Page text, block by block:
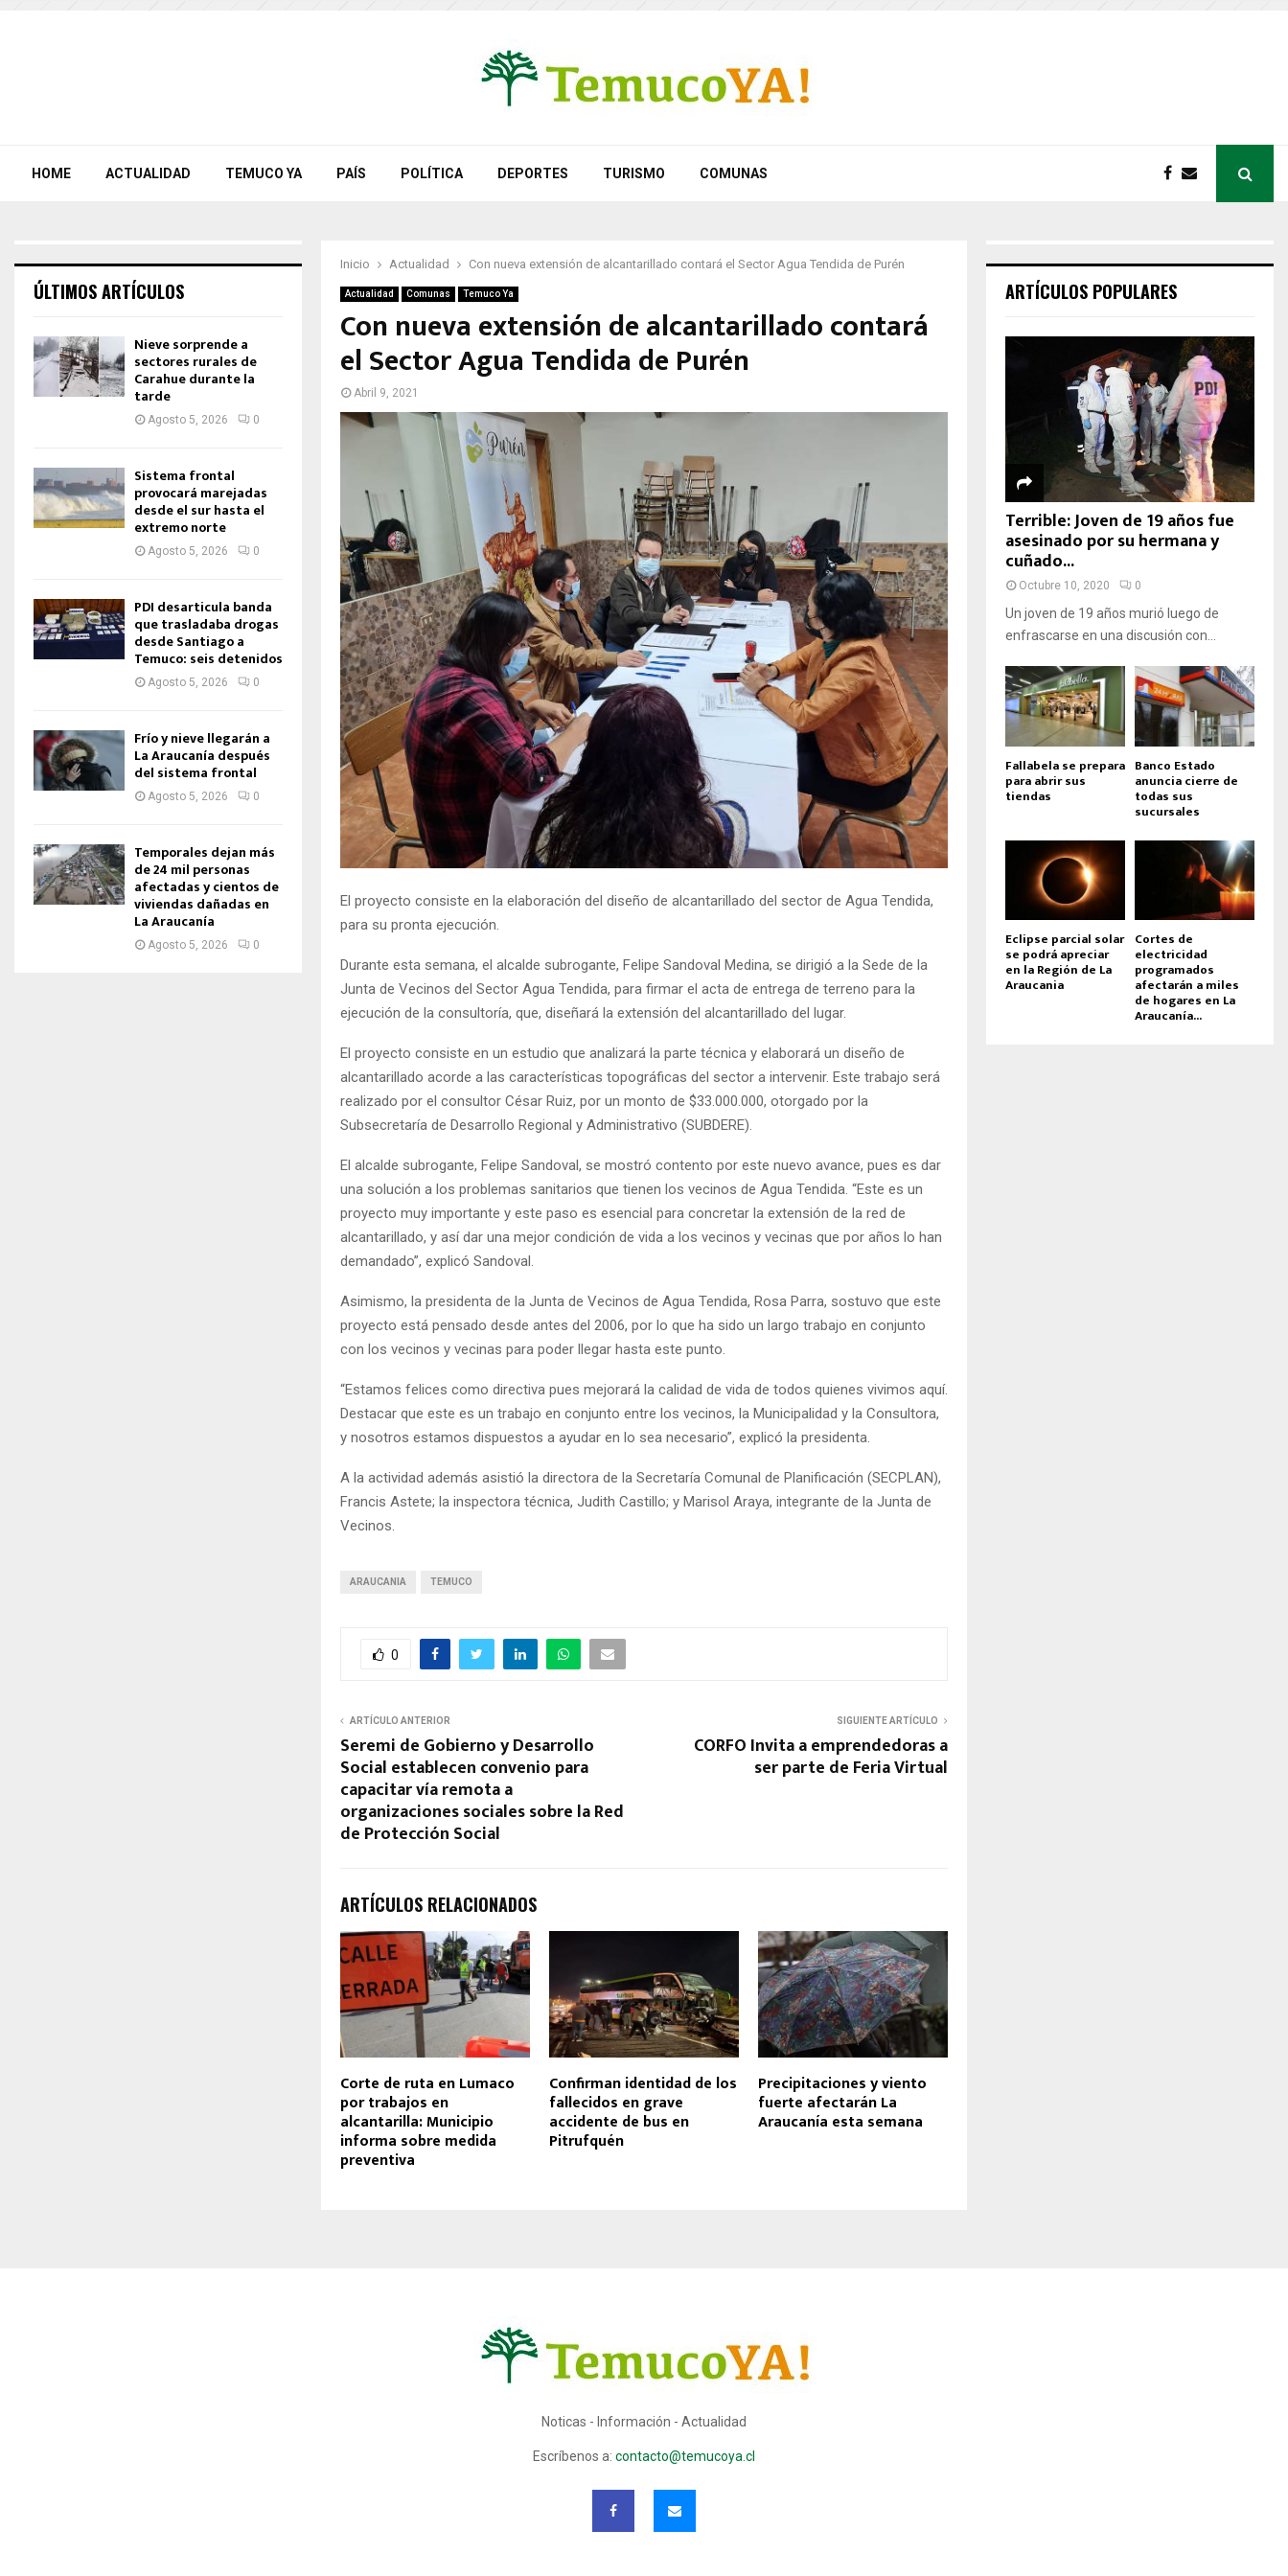
HOME ACTUALIDAD TEMUCO YA PAÍS POLÍTICA DEPORTES TURISMO COMUNAS
Inicio Actualidad Con nueva extensión de alcantarillado contará el Sector Agua Tendida de Purén
Actualidad Comunas Temuco Ya
Con nueva extensión de alcantarillado contará
el Sector Agua Tendida de Purén
Abril 9, 2021
El proyecto consiste en la elaboración del diseño de alcantarillado del sector de Agua Tendida,
para su pronta ejecución.
Durante esta semana, el alcalde subrogante, Felipe Sandoval Medina, se dirigió a la Sede de la
Junta de Vecinos del Sector Agua Tendida, para firmar el acta de entrega de terreno para la
ejecución de la consultoría, que, diseñará la extensión del alcantarillado del lugar.
El proyecto consiste en un estudio que analizará la parte técnica y elaborará un diseño de
alcantarillado acorde a las características topográficas del sector a intervenir. Este trabajo será
realizado por el consultor César Ruiz, por un monto de $33.000.000, otorgado por la
Subsecretaría de Desarrollo Regional y Administrativo (SUBDERE).
El alcalde subrogante, Felipe Sandoval, se mostró contento por este nuevo avance, pues es dar
una solución a los problemas sanitarios que tienen los vecinos de Agua Tendida. “Este es un
proyecto muy importante y este paso es esencial para concretar la extensión de la red de
alcantarillado, y así dar una mejor condición de vida a los vecinos y vecinas que por años lo han
demandado”, explicó Sandoval.
Asimismo, la presidenta de la Junta de Vecinos de Agua Tendida, Rosa Parra, sostuvo que este
proyecto está pensado desde antes del 2006, por lo que ha sido un largo trabajo en conjunto
con los vecinos y vecinas para poder llegar hasta este punto.
“Estamos felices como directiva pues mejorará la calidad de vida de todos quienes vivimos aquí.
Destacar que este es un trabajo en conjunto entre los vecinos, la Municipalidad y la Consultora,
y nosotros estamos dispuestos a ayudar en lo sea necesario”, explicó la presidenta.
A la actividad además asistió la directora de la Secretaría Comunal de Planificación (SECPLAN),
Francis Astete; la inspectora técnica, Judith Castillo; y Marisol Araya, integrante de la Junta de
Vecinos.
ARAUCANIA TEMUCO
0
ARTÍCULO ANTERIOR
Seremi de Gobierno y Desarrollo
Social establecen convenio para
capacitar vía remota a
organizaciones sociales sobre la Red
de Protección Social
SIGUIENTE ARTÍCULO
CORFO Invita a emprendedoras a
ser parte de Feria Virtual
ARTÍCULOS RELACIONADOS
Corte de ruta en Lumaco
por trabajos en
alcantarilla: Municipio
informa sobre medida
preventiva
Confirman identidad de los
fallecidos en grave
accidente de bus en
Pitrufquén
Precipitaciones y viento
fuerte afectarán La
Araucanía esta semana
ÚLTIMOS ARTÍCULOS
Nieve sorprende a
sectores rurales de
Carahue durante la
tarde
Agosto 5, 2026 0
Sistema frontal
provocará marejadas
desde el sur hasta el
extremo norte
Agosto 5, 2026 0
PDI desarticula banda
que trasladaba drogas
desde Santiago a
Temuco: seis detenidos
Agosto 5, 2026 0
Frío y nieve llegarán a
La Araucanía después
del sistema frontal
Agosto 5, 2026 0
Temporales dejan más
de 24 mil personas
afectadas y cientos de
viviendas dañadas en
La Araucanía
Agosto 5, 2026 0
ARTÍCULOS POPULARES
Terrible: Joven de 19 años fue
asesinado por su hermana y
cuñado...
Octubre 10, 2020 0
Un joven de 19 años murió luego de
enfrascarse en una discusión con...
Fallabela se prepara
para abrir sus
tiendas
Banco Estado
anuncia cierre de
todas sus
sucursales
Eclipse parcial solar
se podrá apreciar
en la Región de La
Araucania
Cortes de
electricidad
programados
afectarán a miles
de hogares en La
Araucanía...
Noticas - Información - Actualidad
Escríbenos a: contacto@temucoya.cl